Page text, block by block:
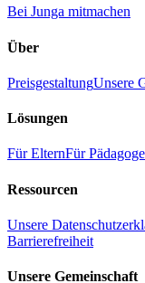
Bei Junga mitmachen
Über
PreisgestaltungUnsere
Lösungen
Für ElternFür
Ressourcen
Unsere
Barrierefreiheit
Unsere Gemeinschaft